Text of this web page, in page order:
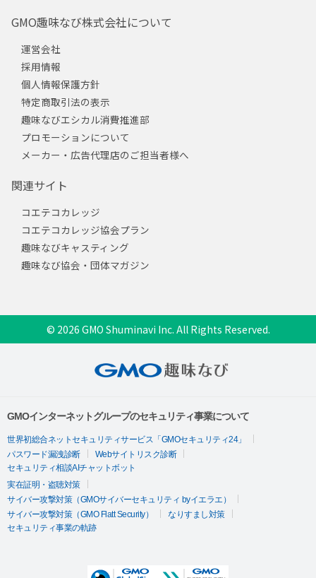
GMO趣味なび株式会社について
運営会社
採用情報
個人情報保護方針
特定商取引法の表示
趣味なびエシカル消費推進部
プロモーションについて
メーカー・広告代理店のご担当者様へ
関連サイト
コエテコカレッジ
コエテコカレッジ協会プラン
趣味なびキャスティング
趣味なび協会・団体マガジン
© 2026 GMO Shuminavi Inc. All Rights Reserved.